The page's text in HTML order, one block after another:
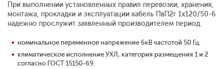
При выполнении установленных правил перевозки, хранения,
монтажа, прокладки и эксплуатации кабель ПвП2г 1x120/50-6
надежно прослужит заявленный производителем период.
номинальное переменное напряжение 6кВ частотой 50 Гц.
климатическое исполнение УХЛ, категория размещения 1 и 2
согласно ГОСТ 15150-69.